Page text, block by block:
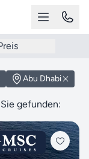
Abu Dhabi
gefunden: